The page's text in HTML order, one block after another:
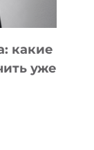
какие
уже